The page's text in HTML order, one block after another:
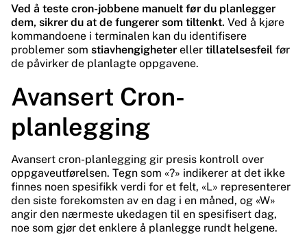
Ved å teste cron-jobbene manuelt før du planlegger
dem, sikrer du at de fungerer som tiltenkt. Ved å kjøre
kommandoene i terminalen kan du identifisere
problemer som stiavhengigheter eller tillatelsesfeil før
de påvirker de planlagte oppgavene.
Avansert Cron-
planlegging
Avansert cron-planlegging gir presis kontroll over
oppgaveutførelsen. Tegn som «?» indikerer at det ikke
finnes noen spesifikk verdi for et felt, «L» representerer
den siste forekomsten av en dag i en måned, og «W»
angir den nærmeste ukedagen til en spesifisert dag,
noe som gjør det enklere å planlegge rundt helgene.